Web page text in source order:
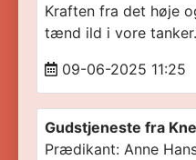
Kraften fra det høje
tænd ild i vore tanker.
09-06-2025 11:25
Gudstjeneste fra
Prædikant: Anne